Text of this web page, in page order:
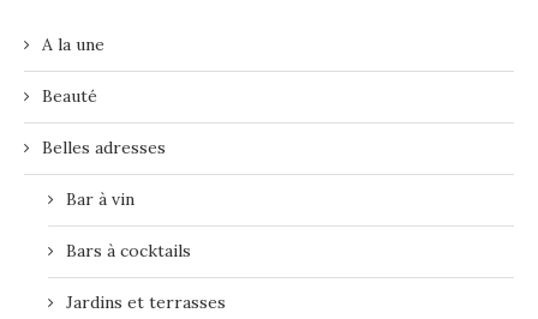
A la une
Beauté
Belles adresses
Bar à vin
Bars à cocktails
Jardins et terrasses